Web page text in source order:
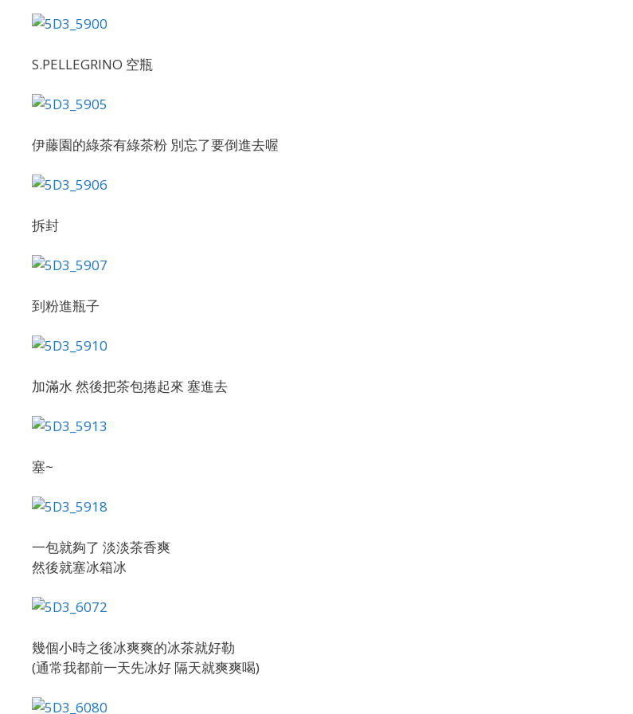
S.PELLEGRINO 空瓶
伊藤園的綠茶有綠茶粉 別忘了要倒進去喔
拆封
到粉進瓶子
加滿水 然後把茶包捲起來 塞進去
塞~
一包就夠了 淡淡茶香爽
然後就塞冰箱冰
幾個小時之後冰爽爽的冰茶就好勒
(通常我都前一天先冰好 隔天就爽爽喝)